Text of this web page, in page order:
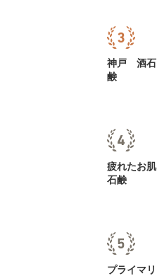
神戸 酒石
鹸
疲れたお肌
石鹸
プライマリ